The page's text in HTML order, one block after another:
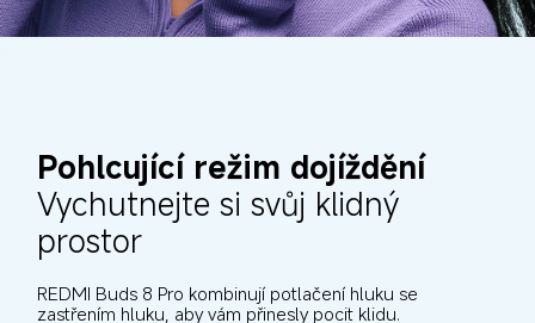
Pohlcující režim dojíždění
Vychutnejte si svůj klidný
prostor
REDMI Buds 8 Pro kombinují potlačení hluku se
zastřením hluku, aby vám přinesly pocit klidu.